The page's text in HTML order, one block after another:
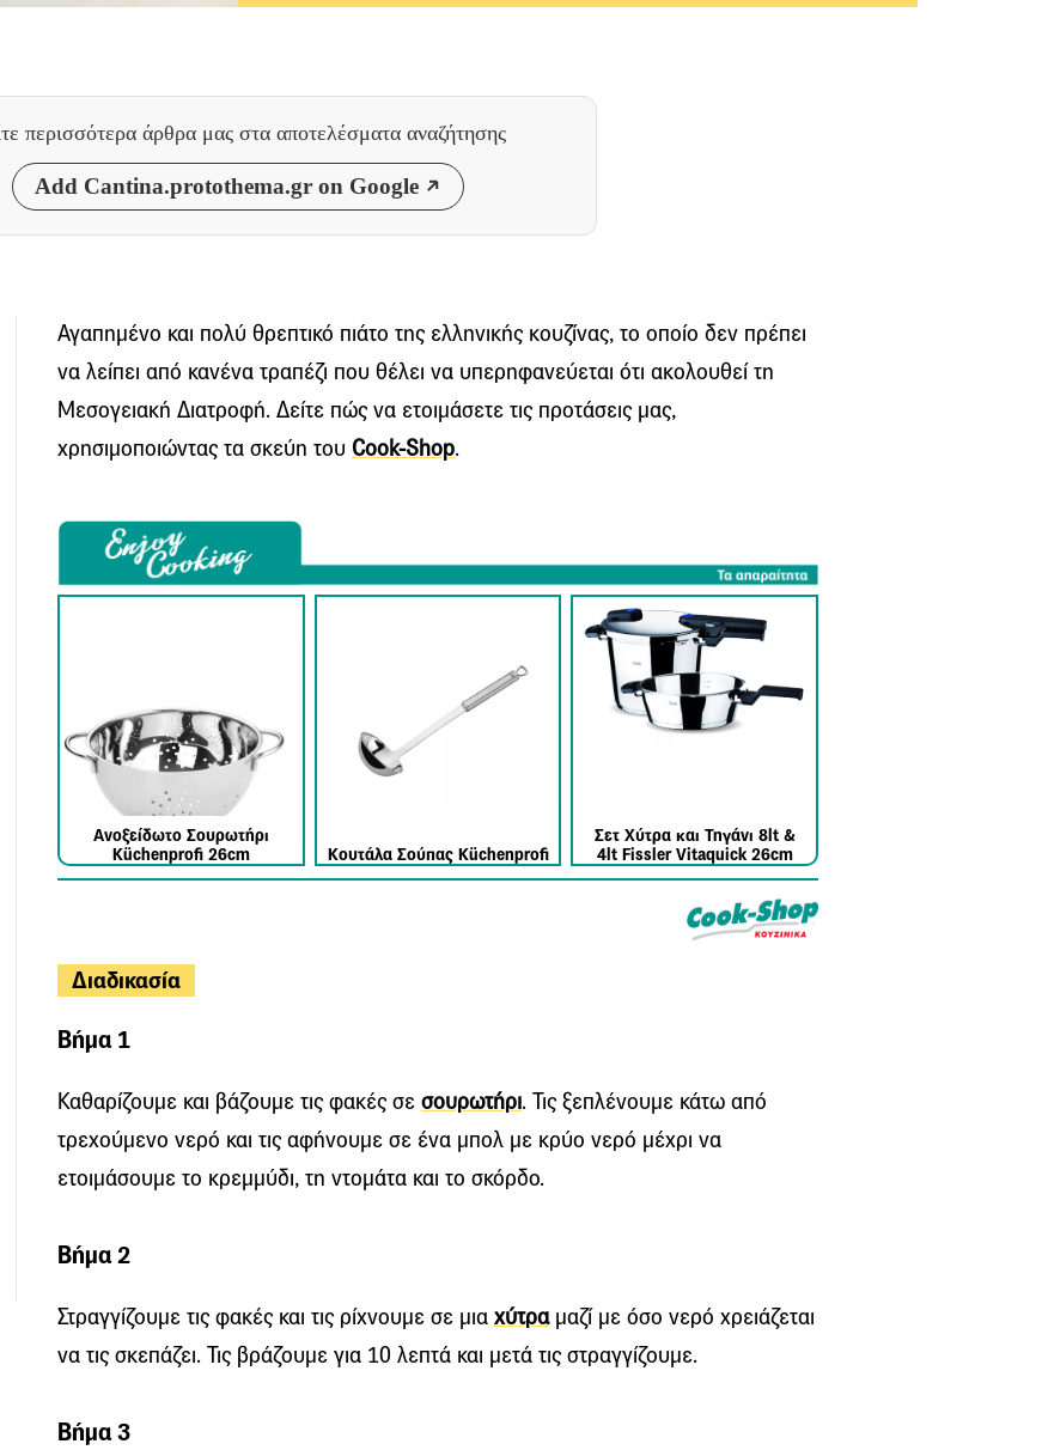
περισσότερα άρθρα μας στα αποτελέσματα αναζήτησης
Add Cantina.protothema.gr on Google
Αγαπημένο και πολύ θρεπτικό πιάτο της ελληνικής κουζίνας, το οποίο δεν πρέπει
να λείπει από κανένα τραπέζι που θέλει να υπερηφανεύεται ότι ακολουθεί τη
Μεσογειακή Διατροφή. Δείτε πώς να ετοιμάσετε τις προτάσεις μας,
χρησιμοποιώντας τα σκεύη τoυ Cook-Shop.
Ανοξείδωτο Σουρωτήρι
Küchenprofi 26cm
Κουτάλα Σούπας Küchenprofi
Σετ Χύτρα και Τηγάνι 8lt &
4lt Fissler Vitaquick 26cm
Διαδικασία
Βήμα 1
Καθαρίζουμε και βάζουμε τις φακές σε σουρωτήρι. Τις ξεπλένουμε κάτω από
τρεχούμενο νερό και τις αφήνουμε σε ένα μπολ με κρύο νερό μέχρι να
ετοιμάσουμε το κρεμμύδι, τη ντομάτα και το σκόρδο.
Βήμα 2
Στραγγίζουμε τις φακές και τις ρίχνουμε σε μια χύτραμαζί με όσο νερό χρειάζεται
να τις σκεπάζει. Τις βράζουμε για 10 λεπτά και μετά τις στραγγίζουμε.
Βήμα 3